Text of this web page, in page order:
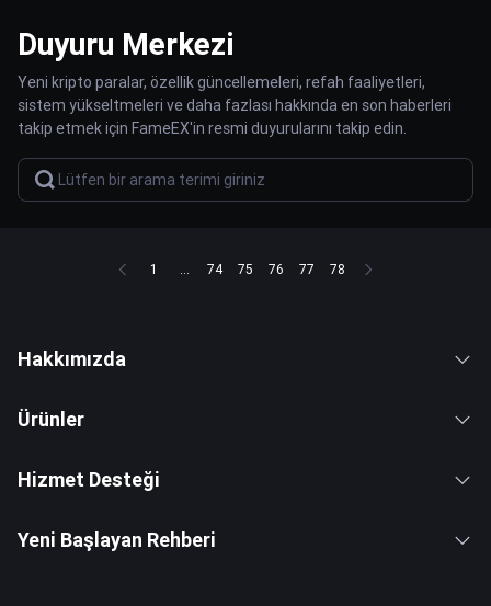
Duyuru Merkezi
Yeni kripto paralar, özellik güncellemeleri, refah faaliyetleri,
sistem yükseltmeleri ve daha fazlası hakkında en son haberleri
takip etmek için FameEX'in resmi duyurularını takip edin.
1 ... 74 75 76 77 78
Hakkımızda
Ürünler
Hizmet Desteği
Yeni Başlayan Rehberi